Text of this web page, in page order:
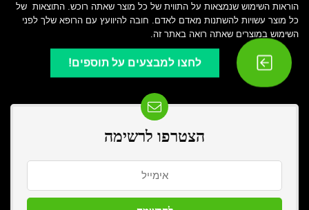
לחצו למבצעים על תוספים!
הוראות השימוש שנמצאות על התווית של כל מוצר שאתה רוכש. התוצאות של
כל מוצר עשויות להשתנות מאדם לאדם. חובה להיוועץ עם הרופא שלך לפני
השימוש במוצרים שאתה רואה באתר זה.
הצטרפו לרשימה